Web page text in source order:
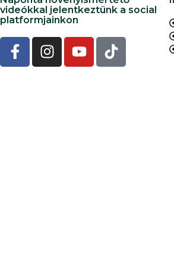
videókkal jelentkeztünk a social
platformjainkon